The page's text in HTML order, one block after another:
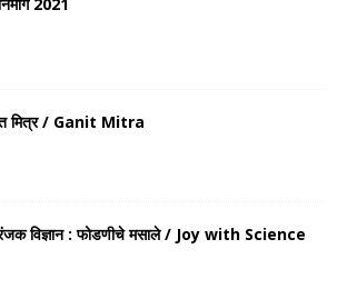
मित्र / Ganit Mitra
विज्ञान : फोडणीचे मसाले / Joy with Science